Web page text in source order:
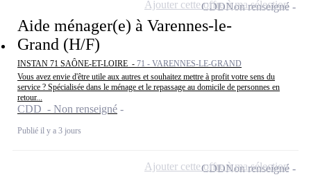
Aide ménager(e) à Varennes-le-
Grand (H/F)
INSTAN 71 SAÔNE-ET-LOIRE - 71 - VARENNES-LE-GRAND
Vous avez envie d'être utile aux autres et souhaitez mettre à profit votre sens du
service ? Spécialisée dans le ménage et le repassage au domicile de personnes en
retour...
CDD - Non renseigné
Publié il y a 3 jours
CDDNon renseigné
Ajouter cette offre à ma sélection
CDDNon renseigné
Ajouter cette offre à ma sélection